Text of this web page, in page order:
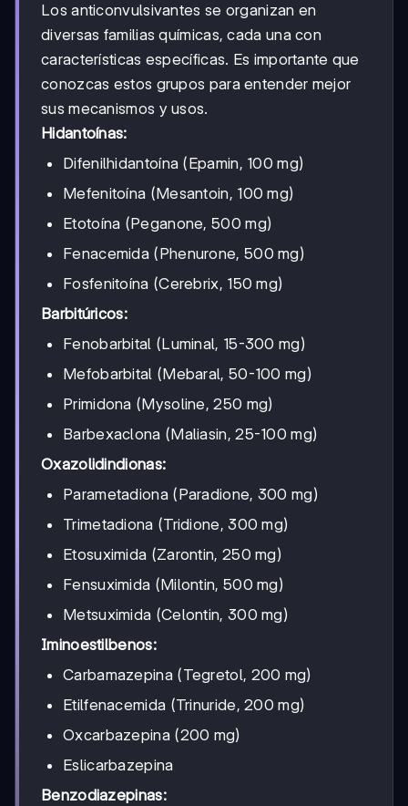
Los anticonvulsivantes se organizan en
diversas familias químicas, cada una con
características específicas. Es importante que
conozcas estos grupos para entender mejor
sus mecanismos y usos.
Hidantoínas:
Difenilhidantoína (Epamin, 100 mg)
Mefenitoína (Mesantoin, 100 mg)
Etotoína (Peganone, 500 mg)
Fenacemida (Phenurone, 500 mg)
Fosfenitoína (Cerebrix, 150 mg)
Barbitúricos:
Fenobarbital (Luminal, 15-300 mg)
Mefobarbital (Mebaral, 50-100 mg)
Primidona (Mysoline, 250 mg)
Barbexaclona (Maliasin, 25-100 mg)
Oxazolidindionas:
Parametadiona (Paradione, 300 mg)
Trimetadiona (Tridione, 300 mg)
Etosuximida (Zarontin, 250 mg)
Fensuximida (Milontin, 500 mg)
Metsuximida (Celontin, 300 mg)
Iminoestilbenos:
Carbamazepina (Tegretol, 200 mg)
Etilfenacemida (Trinuride, 200 mg)
Oxcarbazepina (200 mg)
Eslicarbazepina
Benzodiazepinas: